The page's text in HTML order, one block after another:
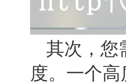
其次，您
度。一个